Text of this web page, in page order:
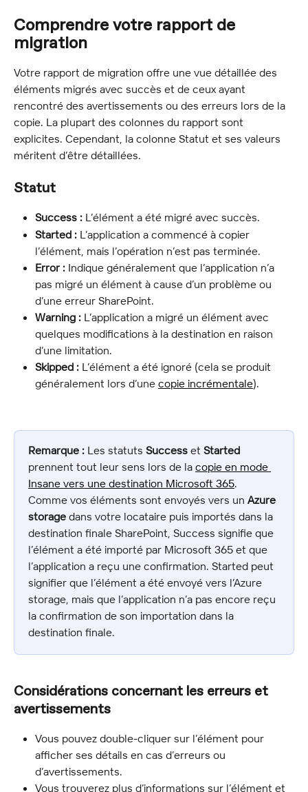
Comprendre votre rapport de
migration
Votre rapport de migration offre une vue détaillée des
éléments migrés avec succès et de ceux ayant
rencontré des avertissements ou des erreurs lors de la
copie. La plupart des colonnes du rapport sont
explicites. Cependant, la colonne Statut et ses valeurs
méritent d’être détaillées.
Statut
Success : L’élément a été migré avec succès.
Started : L’application a commencé à copier
l’élément, mais l’opération n’est pas terminée.
Error : Indique généralement que l’application n’a
pas migré un élément à cause d’un problème ou
d’une erreur SharePoint.
Warning : L’application a migré un élément avec
quelques modifications à la destination en raison
d’une limitation.
Skipped : L’élément a été ignoré (cela se produit
généralement lors d’une copie incrémentale).
Remarque : Les statuts Success et Started
prennent tout leur sens lors de la copie en mode
Insane vers une destination Microsoft 365.
Comme vos éléments sont envoyés vers un Azure
storage dans votre locataire puis importés dans la
destination finale SharePoint, Success signifie que
l’élément a été importé par Microsoft 365 et que
l’application a reçu une confirmation. Started peut
signifier que l’élément a été envoyé vers l’Azure
storage, mais que l’application n’a pas encore reçu
la confirmation de son importation dans la
destination finale.
Considérations concernant les erreurs et
avertissements
Vous pouvez double-cliquer sur l’élément pour
afficher ses détails en cas d’erreurs ou
d’avertissements.
Vous trouverez plus d’informations sur l’élément et